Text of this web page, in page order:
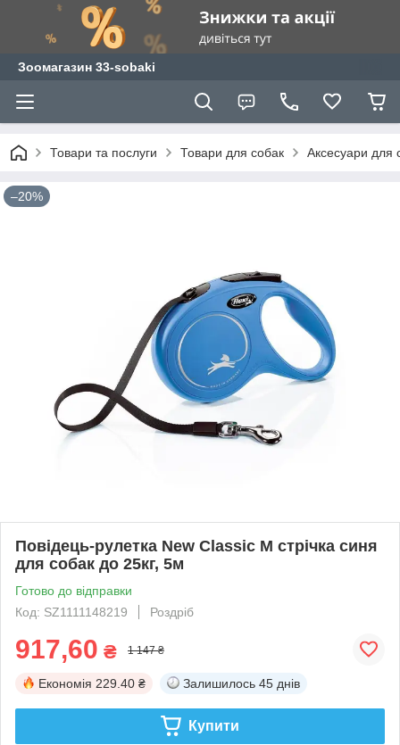
Зоомагазин 33-sobaki
Товари та послуги Товари для собак Аксесуари для
–20%
Повідець-рулетка New Classic M стрічка синя
для собак до 25кг, 5м
Готово до відправки
Код: SZ1111148219
Роздріб
917,60 ₴ 1 147 ₴
Економія 229.40 ₴ Залишилось 45 днів
Купити